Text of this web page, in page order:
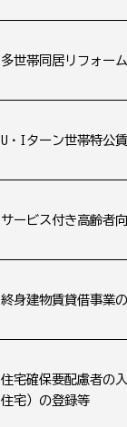
多世帯同居リフォー
U・Iターン世帯特公
サービス付き高齢者
終身建物賃貸借事業
住宅確保要配慮者の
住宅）の登録等